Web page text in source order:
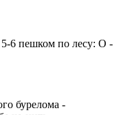
6 пешком по лесу: О -
бурелома -